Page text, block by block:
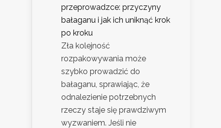
przeprowadzce: przyczyny
bałaganu i jak ich uniknąć krok
po kroku
Zła kolejność
rozpakowywania może
szybko prowadzić do
bałaganu, sprawiając, że
odnalezienie potrzebnych
rzeczy staje się prawdziwym
wyzwaniem. Jeśli nie